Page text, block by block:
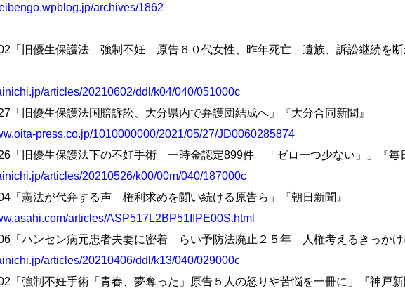
archives/1862
「旧優生保護法 強制不妊 原告６０代女性、昨年死亡 遺族、訴訟継続を
articles/20210602/ddl/k04/040/051000c
「旧優生保護法国賠訴訟、大分県内で弁護団結成へ」『大分合同新聞』
press.co.jp/1010000000/2021/05/27/JD0060285874
「旧優生保護法下の不妊手術 一時金認定899件 「ゼロ一つ少ない」」『毎
articles/20210526/k00/00m/040/187000c
「憲法が代弁する声 権利求めを闘い続ける原告ら」『朝日新聞』
articles/ASP517L2BP51IIPE00S.html
「ハンセン病元患者夫妻に密着 らい予防法廃止２５年 人権考えるきっか
articles/20210406/ddl/k13/040/029000c
「強制不妊手術「青春、夢奪った」原告５人の怒りや苦悩を一冊に」『神戸新